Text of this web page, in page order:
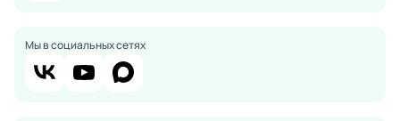
Мы в социальных сетях